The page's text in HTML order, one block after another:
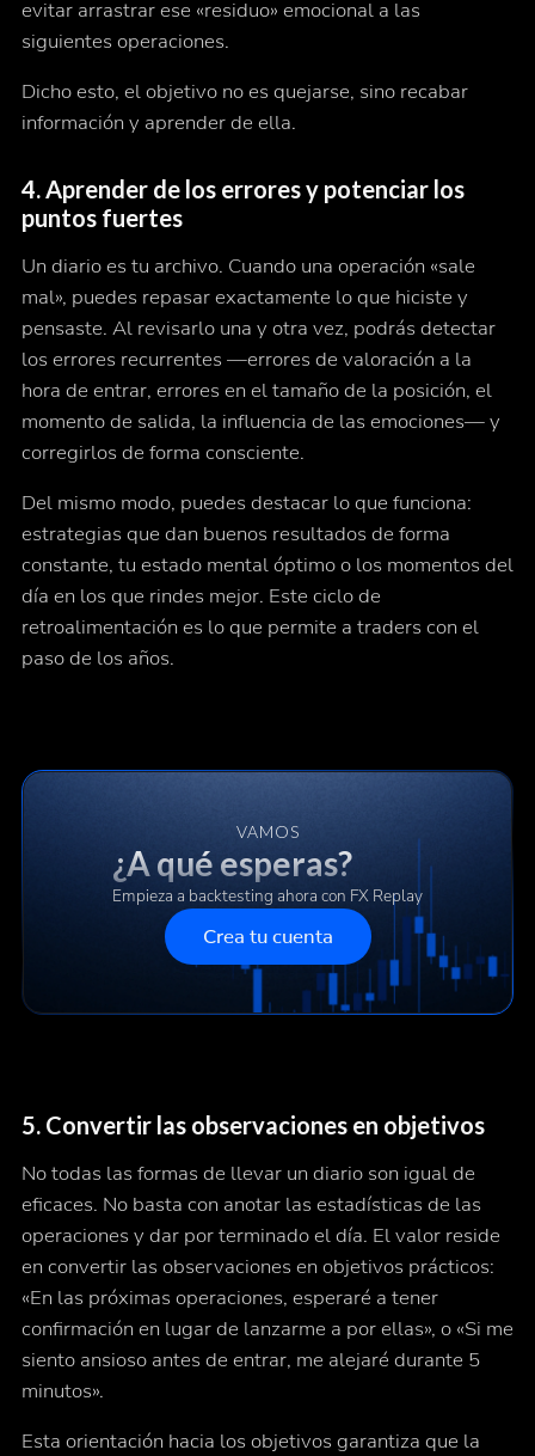
evitar arrastrar ese «residuo» emocional a las
siguientes operaciones.
Dicho esto, el objetivo no es quejarse, sino recabar
información y aprender de ella.
4. Aprender de los errores y potenciar los
puntos fuertes
Un diario es tu archivo. Cuando una operación «sale
mal», puedes repasar exactamente lo que hiciste y
pensaste. Al revisarlo una y otra vez, podrás detectar
los errores recurrentes —errores de valoración a la
hora de entrar, errores en el tamaño de la posición, el
momento de salida, la influencia de las emociones— y
corregirlos de forma consciente.
Del mismo modo, puedes destacar lo que funciona:
estrategias que dan buenos resultados de forma
constante, tu estado mental óptimo o los momentos del
día en los que rindes mejor. Este ciclo de
retroalimentación es lo que permite a traders con el
paso de los años.
VAMOS
¿A qué esperas?
Empieza a backtesting ahora con FX Replay
Crea tu cuenta
5. Convertir las observaciones en objetivos
No todas las formas de llevar un diario son igual de
eficaces. No basta con anotar las estadísticas de las
operaciones y dar por terminado el día. El valor reside
en convertir las observaciones en objetivos prácticos:
«En las próximas operaciones, esperaré a tener
confirmación en lugar de lanzarme a por ellas», o «Si me
siento ansioso antes de entrar, me alejaré durante 5
minutos».
Esta orientación hacia los objetivos garantiza que la